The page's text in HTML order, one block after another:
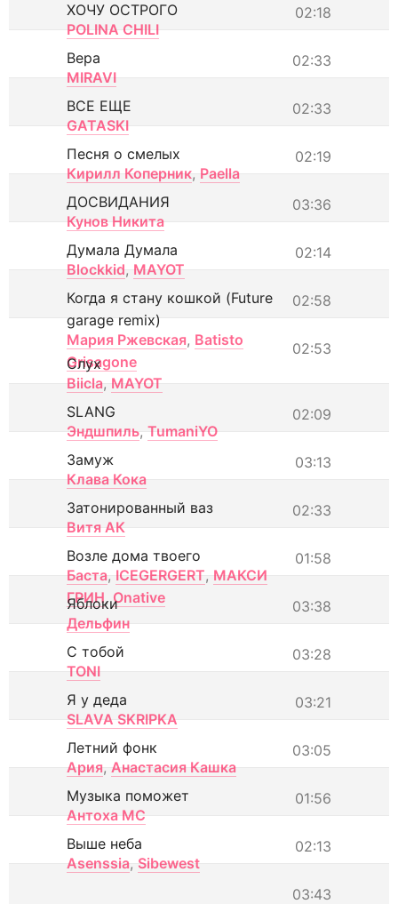
02:18
ХОЧУ ОСТРОГО
POLINA CHILI
02:33
Вера
MIRAVI
02:33
ВСЕ ЕЩЕ
GATASKI
02:19
Песня о смелых
Кирилл Коперник, Paella
03:36
ДОСВИДАНИЯ
Кунов Никита
02:14
Думала Думала
Blockkid, MAYOT
02:58
Когда я стану кошкой (Future
garage remix)
Мария Ржевская, Batisto
Grisagone
02:53
Слух
Biicla, MAYOT
02:09
SLANG
Эндшпиль, TumaniYO
03:13
Замуж
Клава Кока
02:33
Затонированный ваз
Витя АК
01:58
Возле дома твоего
Баста, ICEGERGERT, МАКСИ
ГРИН, Onative 03:38
Яблоки
Дельфин
03:28
С тобой
TONI
03:21
Я у деда
SLAVA SKRIPKA
03:05
Летний фонк
Ария, Анастасия Кашка
01:56
Музыка поможет
Антоха МС
02:13
Выше неба
Asenssia, Sibewest
03:43